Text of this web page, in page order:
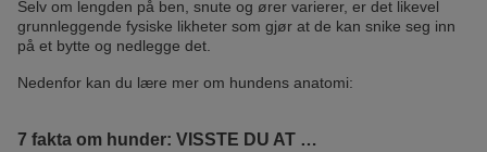
Selv om lengden på ben, snute og ører varierer, er det likevel
grunnleggende fysiske likheter som gjør at de kan snike seg inn
på et bytte og nedlegge det.
Nedenfor kan du lære mer om hundens anatomi:
7 fakta om hunder: VISSTE DU AT …